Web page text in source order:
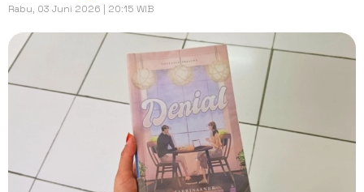
Rabu, 03 Juni 2026 | 20:15 WIB